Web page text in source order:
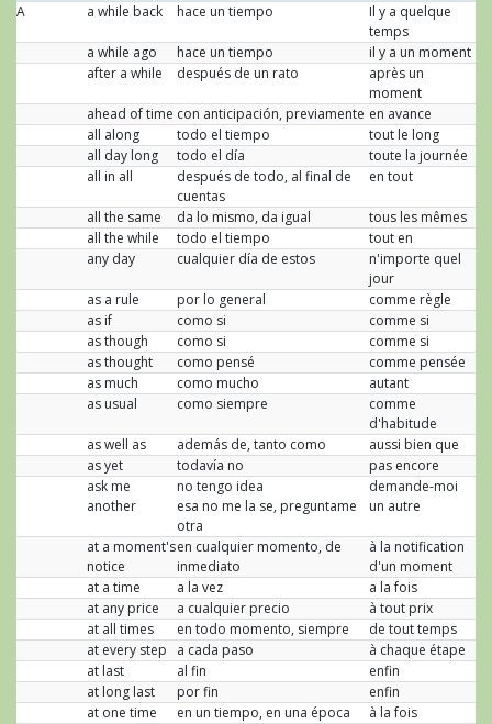
A
a while back hace un tiempo
Il y a quelque
temps
a while ago
hace un tiempo
il y a un moment
after a while
después de un rato
après un
moment
ahead of time con anticipación, previamente en avance
all along
todo el tiempo
tout le long
all day long
todo el día
toute la journée
all in all
después de todo, al final de
cuentas
en tout
all the same da lo mismo, da igual
tous les mêmes
all the while
todo el tiempo
tout en
any day
cualquier día de estos
n'importe quel
jour
as a rule
por lo general
comme règle
as if
como si
comme si
as though
como si
comme si
as thought
como pensé
comme pensée
as much
como mucho
autant
as usual
como siempre
comme
d'habitude
as well as
además de, tanto como
aussi bien que
as yet
todavía no
pas encore
ask me
another
no tengo idea
esa no me la se, preguntame
otra
demande-moi
un autre
at a moment's
notice
en cualquier momento, de
inmediato
à la notification
d'un moment
at a time
a la vez
a la fois
at any price
a cualquier precio
à tout prix
at all times
en todo momento, siempre
de tout temps
at every step
a cada paso
à chaque étape
at last
al fin
enfin
at long last
por fin
enfin
at one time
en un tiempo, en una época
à la fois